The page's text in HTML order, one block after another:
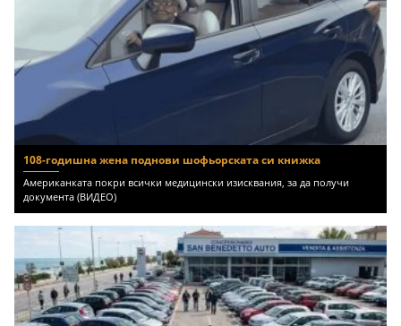
108-годишна жена поднови шофьорската си книжка
Американката покри всички медицински изисквания, за да получи
документа (ВИДЕО)